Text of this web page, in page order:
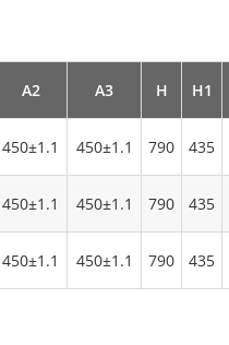
А2 А3 Н Н1
450±1.1 450±1.1 790 435
450±1.1 450±1.1 790 435
450±1.1 450±1.1 790 435